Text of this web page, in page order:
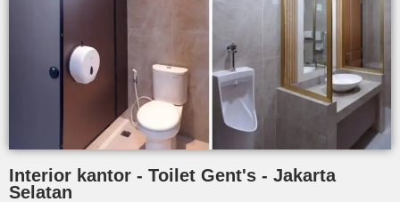
Interior kantor - Toilet Gent's - Jakarta
Selatan